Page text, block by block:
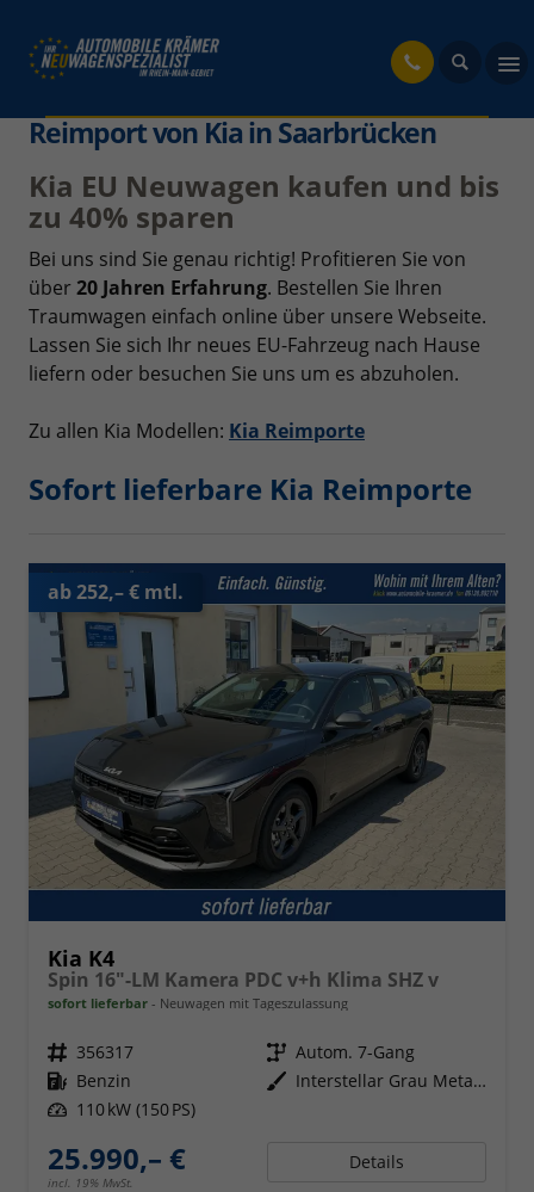
Reimport von Kia in Saarbrücken
Kia EU Neuwagen kaufen und bis
zu 40% sparen
Bei uns sind Sie genau richtig! Profitieren Sie von
über 20 Jahren Erfahrung. Bestellen Sie Ihren
Traumwagen einfach online über unsere Webseite.
Lassen Sie sich Ihr neues EU-Fahrzeug nach Hause
liefern oder besuchen Sie uns um es abzuholen.
Zu allen Kia Modellen: Kia Reimporte
Sofort lieferbare Kia Reimporte
ab 252,– € mtl.
Kia K4
Spin 16"-LM Kamera PDC v+h Klima SHZ v
sofort lieferbar Neuwagen mit Tageszulassung
Fahrzeugnr. 356317 Getriebe Autom. 7-Gang
Kraftstoff Benzin Außenfarbe
Interstellar Grau Metallic
Leistung 110 kW (150 PS)
25.990,– €
incl. 19% MwSt.
Details